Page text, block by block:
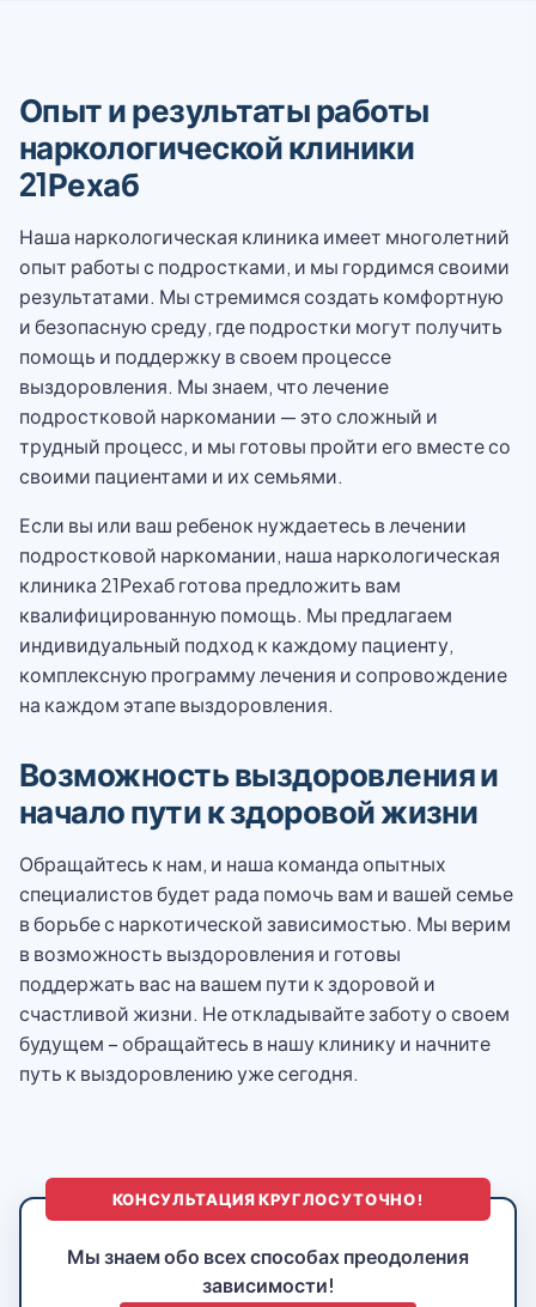
Опыт и результаты работы
наркологической клиники
21Рехаб
Наша наркологическая клиника имеет многолетний
опыт работы с подростками, и мы гордимся своими
результатами. Мы стремимся создать комфортную
и безопасную среду, где подростки могут получить
помощь и поддержку в своем процессе
выздоровления. Мы знаем, что лечение
подростковой наркомании — это сложный и
трудный процесс, и мы готовы пройти его вместе со
своими пациентами и их семьями.
Если вы или ваш ребенок нуждаетесь в лечении
подростковой наркомании, наша наркологическая
клиника 21Рехаб готова предложить вам
квалифицированную помощь. Мы предлагаем
индивидуальный подход к каждому пациенту,
комплексную программу лечения и сопровождение
на каждом этапе выздоровления.
Возможность выздоровления и
начало пути к здоровой жизни
Обращайтесь к нам, и наша команда опытных
специалистов будет рада помочь вам и вашей семье
в борьбе с наркотической зависимостью. Мы верим
в возможность выздоровления и готовы
поддержать вас на вашем пути к здоровой и
счастливой жизни. Не откладывайте заботу о своем
будущем – обращайтесь в нашу клинику и начните
путь к выздоровлению уже сегодня.
КОНСУЛЬТАЦИЯ КРУГЛОСУТОЧНО!
Мы знаем обо всех способах преодоления
зависимости!